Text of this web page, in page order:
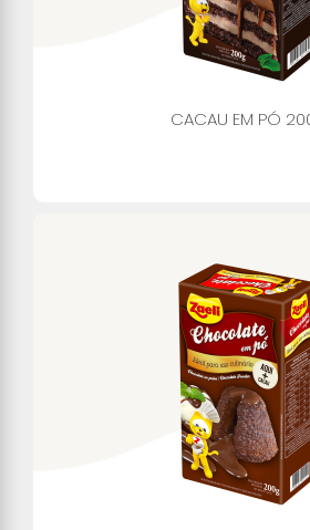
CACAU EM PÓ